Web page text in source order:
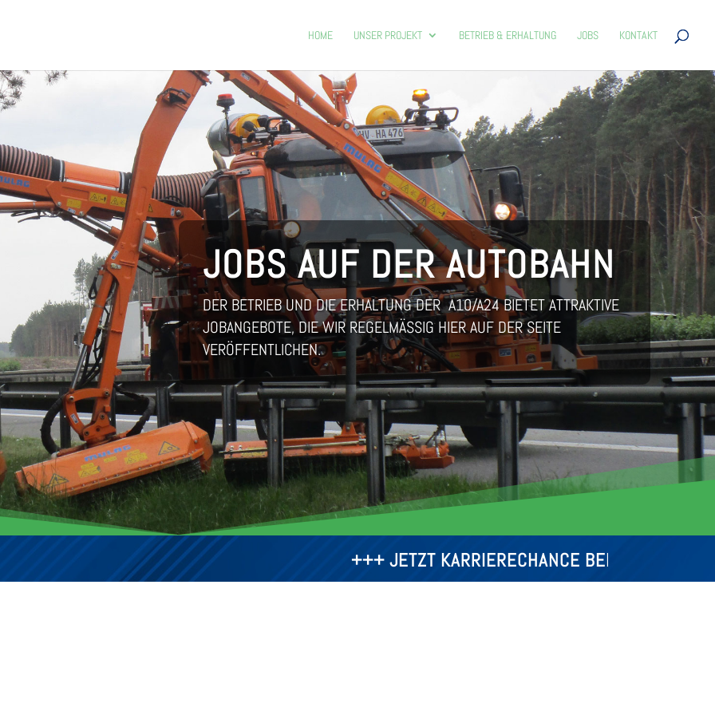
HOME UNSER PRO­JEKT BETRIEB & ERHALTUNG JOBS KON­TAKT
JOBS AUF DER AUTOBAHN
DER BETRIEB UND DIE ERHALTUNG DER A10/A24 BIETET ATTRAKTIVE
JOBANGEBOTE, DIE WIR REGELMÄSSIG HIER AUF DER SEITE
VERÖFFENTLICHEN.
+++ JETZT KAR­RIE­RE­CHANCE BEI UNS NUT­ZEN: